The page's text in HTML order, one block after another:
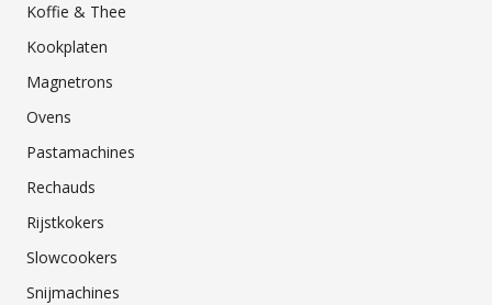
Koffie & Thee
Kookplaten
Magnetrons
Ovens
Pastamachines
Rechauds
Rijstkokers
Slowcookers
Snijmachines